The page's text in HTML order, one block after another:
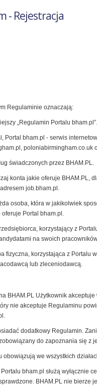
- Rejestracja
Regulaminie oznaczają:
„Regulamin Portalu bham.pl”.
Portal bham.pl - serwis
poloniabirmingham.co.uk
świadczonych przez BHAM.PL.
konta jakie oferuje BHAM.PL,
job.bham.pl.
osoba, która w jakikolwiek
oferuje Portal bham.pl.
korzystający z
na swoich
fizyczna, korzystająca z Portalu
lub zleceniodawcą.
BHAM.PL Użytkownik
nie akceptuje Regulaminu
dodatkowy Regulamin.
do zapoznania się z
obowiązują we wszystkich
bham.pl służą wyłącznie
BHAM.PL nie bierze